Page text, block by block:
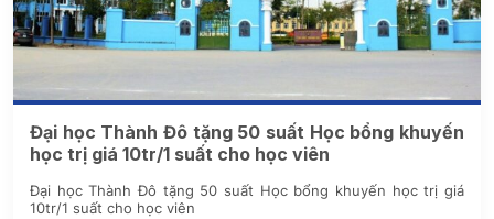
Đại học Thành Đô tặng 50 suất Học bổng khuyến
học trị giá 10tr/1 suất cho học viên
Đại học Thành Đô tặng 50 suất Học bổng khuyến học trị giá
10tr/1 suất cho học viên